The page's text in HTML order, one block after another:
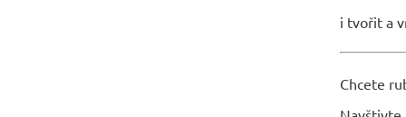
i tvořit a
Chcete